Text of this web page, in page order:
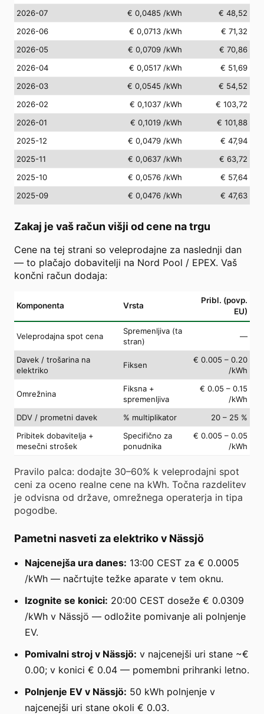
2026-07
€ 0,0485 /kWh
€ 48,52
2026-06
€ 0,0713 /kWh
€ 71,32
2026-05
€ 0,0709 /kWh
€ 70,86
2026-04
€ 0,0517 /kWh
€ 51,69
2026-03
€ 0,0545 /kWh
€ 54,52
2026-02
€ 0,1037 /kWh
€ 103,72
2026-01
€ 0,1019 /kWh
€ 101,88
2025-12
€ 0,0479 /kWh
€ 47,94
2025-11
€ 0,0637 /kWh
€ 63,72
2025-10
€ 0,0576 /kWh
€ 57,64
2025-09
€ 0,0476 /kWh € 47,63
Zakaj je vaš račun višji od cene na trgu
Cene na tej strani so veleprodajne za naslednji dan
— to plačajo dobavitelji na Nord Pool / EPEX. Vaš
končni račun dodaja:
Komponenta Vrsta
Pribl. (povp.
EU)
Veleprodajna spot cena
Spremenljiva (ta
stran)
—
Davek / trošarina na
elektriko
Fiksen
€ 0.005 – 0.20
/kWh
Omrežnina
Fiksna +
spremenljiva
€ 0.05 – 0.15
/kWh
DDV / prometni davek
% multiplikator
20 – 25 %
Pribitek dobavitelja +
mesečni strošek
Specifično za
ponudnika
€ 0.005 – 0.05
/kWh
Pravilo palca: dodajte 30–60% k veleprodajni spot
ceni za oceno realne cene na kWh. Točna razdelitev
je odvisna od države, omrežnega operaterja in tipa
pogodbe.
Pametni nasveti za elektriko v Nässjö
Najcenejša ura danes: 13:00 CEST za € 0.0005
/kWh — načrtujte težke aparate v tem oknu.
Izognite se konici: 20:00 CEST doseže € 0.0309
/kWh v Nässjö — odložite pomivanje ali polnjenje
EV.
Pomivalni stroj v Nässjö: v najcenejši uri stane ~€
0.00; v konici € 0.04 — pomembni prihranki letno.
Polnjenje EV v Nässjö: 50 kWh polnjenje v
najcenejši uri stane okoli € 0.03.